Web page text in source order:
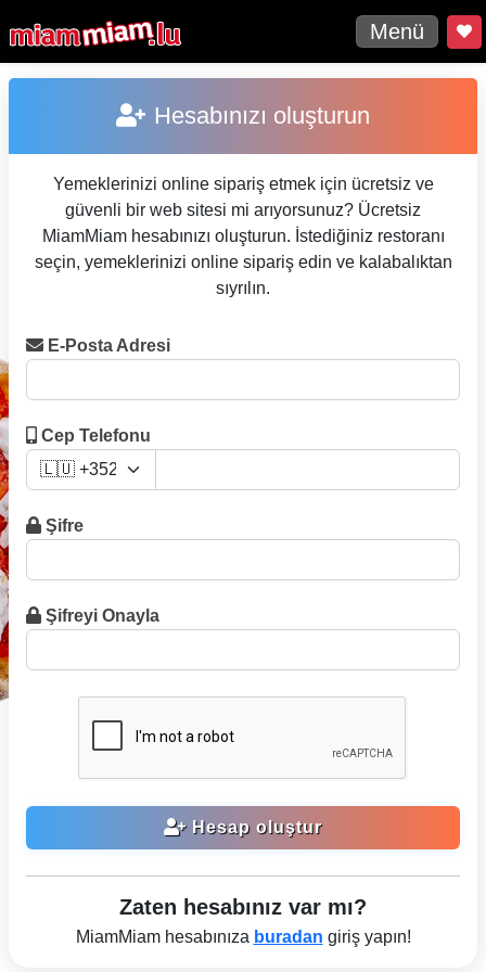
Menü
Hesabınızı oluşturun
Yemeklerinizi online sipariş etmek için ücretsiz ve
güvenli bir web sitesi mi arıyorsunuz? Ücretsiz
MiamMiam hesabınızı oluşturun. İstediğiniz restoranı
seçin, yemeklerinizi online sipariş edin ve kalabalıktan
sıyrılın.
E-Posta Adresi
Cep Telefonu
Şifre
Şifreyi Onayla
Hesap oluştur
Zaten hesabınız var mı?
MiamMiam hesabınıza buradan giriş yapın!